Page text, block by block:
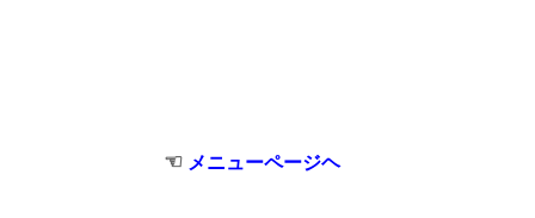
☜ メニューページヘ